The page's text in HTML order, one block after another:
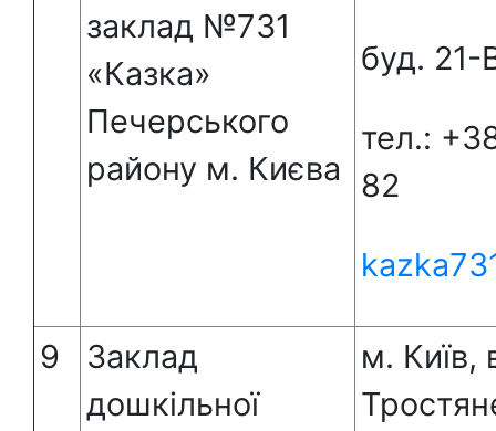
заклад №731
«Казка»
Печерського
району м. Києва
буд. 21-
тел.:
82
9
Заклад
дошкільної
м. Київ,